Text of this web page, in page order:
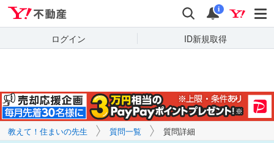
検索 通知
i
ログイン ID新規取得
キーワードで
質問を探す
教えて！住まいの先生 質問一覧 質問詳細